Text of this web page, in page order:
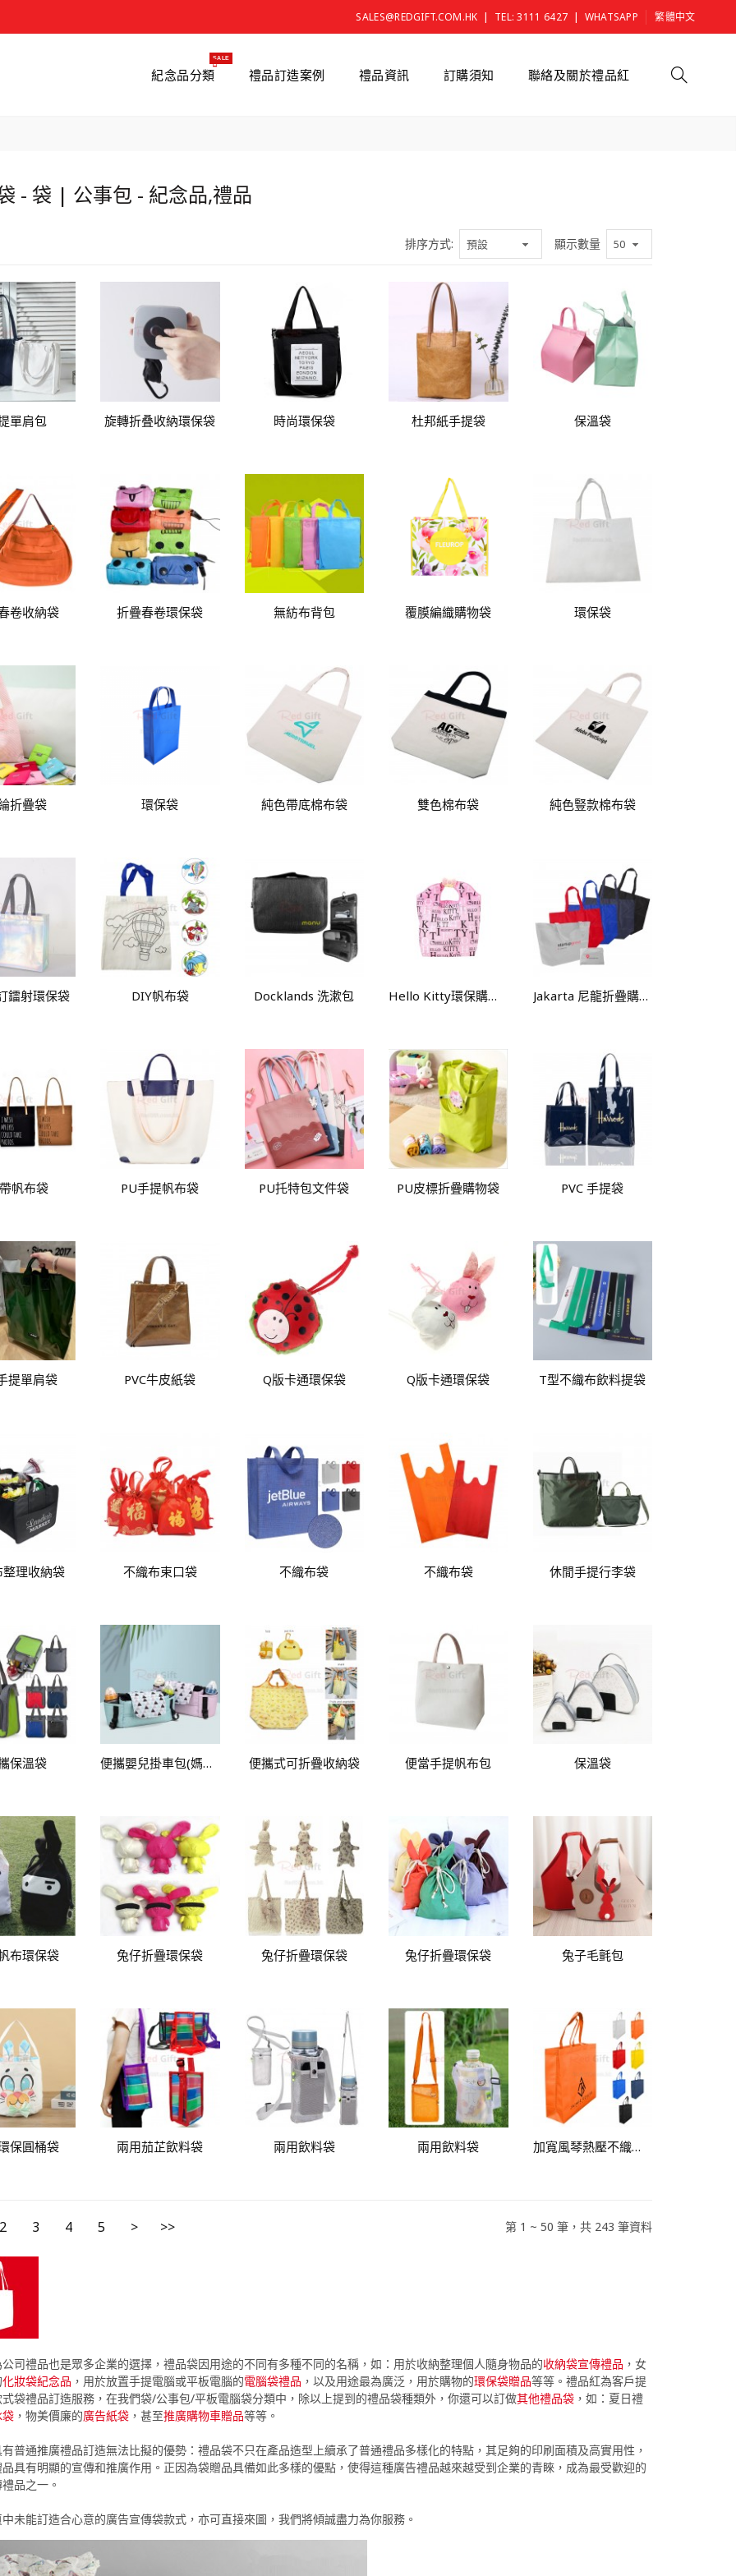
SALES@REDGIFT.COM.HK | TEL: 3111 6427 | WHATSAPP 繁體中文
紀念品分類
SALE
禮品訂造案例 禮品資訊 訂購須知 聯絡及關於禮品紅
- 袋 | 公事包 - 紀念品,禮品
排序方式: 顯示數量
單肩包 旋轉折叠收納環保袋 時尚環保袋 杜邦紙手提袋 保溫袋
卷收納袋 折疊春卷環保袋 無紡布背包 覆膜編織購物袋 環保袋
折疊袋 環保袋 純色帶底棉布袋 雙色棉布袋 純色豎款棉布袋
鐳射環保袋 DIY帆布袋 Docklands 洗漱包 Hello Kitty環保購物袋 Jakarta 尼龍折疊購物袋
帆布袋 PU手提帆布袋 PU托特包文件袋 PU皮標折疊購物袋 PVC 手提袋
提單肩袋 PVC牛皮紙袋 Q版卡通環保袋 Q版卡通環保袋 T型不織布飲料提袋
整理收納袋 不織布束口袋 不織布袋 不織布袋 休閒手提行李袋
保溫袋 便攜嬰兒掛車包(媽媽袋) 便攜式可折疊收納袋 便當手提帆布包 保溫袋
布環保袋 兔仔折疊環保袋 兔仔折疊環保袋 兔仔折疊環保袋 兔子毛氈包
保圓桶袋 兩用茄芷飲料袋 兩用飲料袋 兩用飲料袋 加寬風琴熱壓不織布袋
2 3 4 5 > >> 第 1 ~ 50 筆，共 243 筆資料
司禮品也是眾多企業的選擇，禮品袋因用途的不同有多種不同的名稱，如：用於收納整理個人隨身物品的收納袋宣傳禮品 ，女
化妝袋紀念品 ，用於放置手提電腦或平板電腦的電腦袋禮品 ，以及用途最為廣泛，用於購物的環保袋贈品等等。禮品紅為客戶提
袋禮品訂造服務，在我們袋/公事包/平板電腦袋分類中，除以上提到的禮品袋種類外，你還可以訂做其他禮品袋，如：夏日禮
，物美價廉的廣告紙袋，甚至推廣購物車贈品等等。
普通推廣禮品訂造無法比擬的優勢：禮品袋不只在產品造型上續承了普通禮品多樣化的特點，其足夠的印刷面積及高實用性，
具有明顯的宣傳和推廣作用。正因為袋贈品具備如此多樣的優點，使得這種廣告禮品越來越受到企業的青睞，成為最受歡迎的
品之一。
未能訂造合心意的廣告宣傳袋款式，亦可直接來圖，我們將傾誠盡力為你服務。